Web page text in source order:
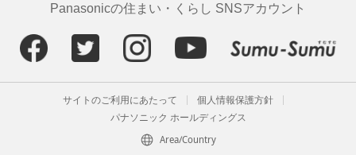
Panasonicの住まい・くらし SNSアカウント
サイトのご利用にあたって
個人情報保護方針
パナソニック ホールディングス
Area/Country